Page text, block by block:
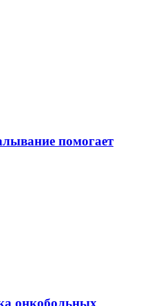
помогает
онкобольных